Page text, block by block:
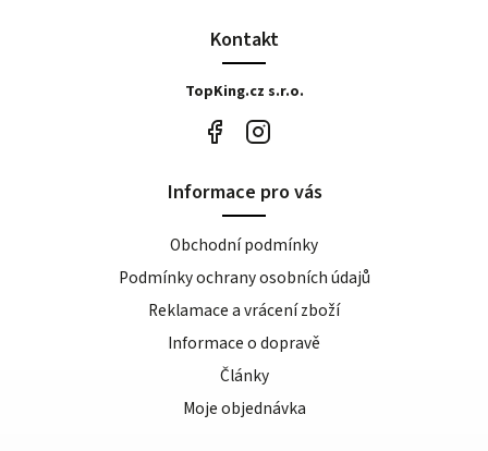
Kontakt
TopKing.cz s.r.o.
Informace pro vás
Obchodní podmínky
Podmínky ochrany osobních údajů
Reklamace a vrácení zboží
Informace o dopravě
Články
Moje objednávka